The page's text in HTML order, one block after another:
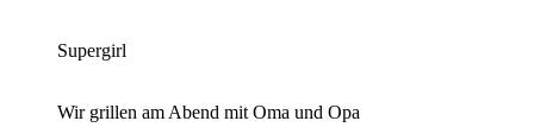
Supergirl
Wir grillen am Abend mit Oma und Opa